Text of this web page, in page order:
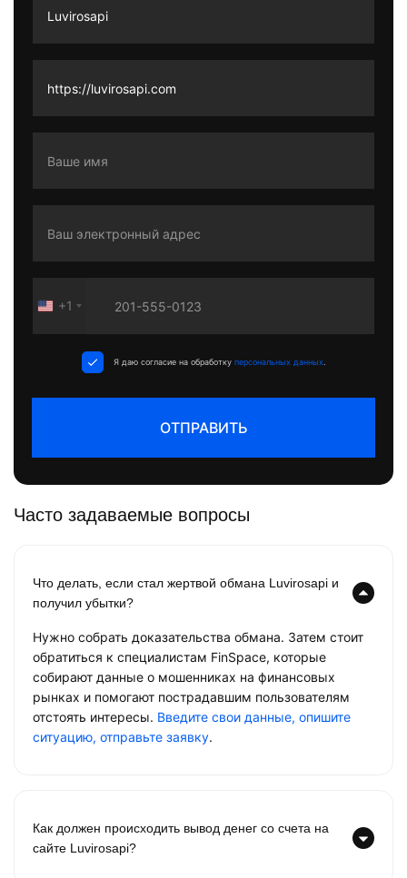
United
+1
Я даю согласие на обработку персональных данных.
ОТПРАВИТЬ
Часто задаваемые вопросы
Что делать, если стал жертвой обмана Luvirosapi и
получил убытки?
Нужно собрать доказательства обмана. Затем стоит
обратиться к специалистам FinSpace, которые
собирают данные о мошенниках на финансовых
рынках и помогают пострадавшим пользователям
отстоять интересы. Введите свои данные, опишите
ситуацию, отправьте заявку.
Как должен происходить вывод денег со счета на
сайте Luvirosapi?